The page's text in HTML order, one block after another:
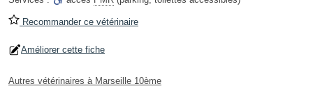
Recommander ce vétérinaire
Améliorer cette fiche
Autres vétérinaires à Marseille 10ème